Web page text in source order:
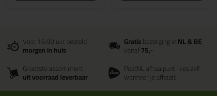
Voor 16:00 uur besteld
morgen in huis
Gratisbezorging inNL & BE
vanaf75,-
Grootste assortiment
uit voorraad leverbaar
PostNL afhaalpunt: kies zelf
wanneer je afhaalt